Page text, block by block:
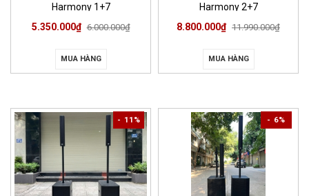
Harmony 1+7
5.350.000₫ 6.000.000₫
MUA HÀNG
Harmony 2+7
8.800.000₫ 11.990.000₫
MUA HÀNG
- 11% - 6%